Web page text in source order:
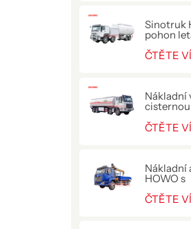
Sinotruk
pohon
tankovací
ČTĚTE
Nákladní
400HP
ČTĚTE
Nákladní
HOWO s
jeřábem
ČTĚTE